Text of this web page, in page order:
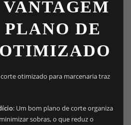
DE
otimizado para marcenaria traz
: Um bom plano de corte organiza
sobras, o que reduz o